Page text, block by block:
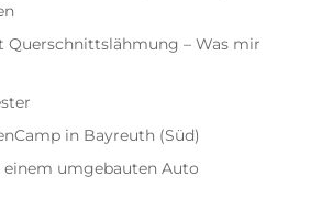
Querschnittslähmung – Was mir
in Bayreuth (Süd)
umgebauten Auto